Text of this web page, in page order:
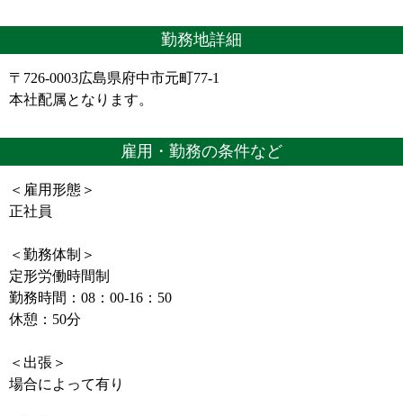
勤務地詳細
〒726-0003広島県府中市元町77-1
本社配属となります。
雇用・勤務の条件など
＜雇用形態＞
正社員
＜勤務体制＞
定形労働時間制
勤務時間：08：00-16：50
休憩：50分
＜出張＞
場合によって有り